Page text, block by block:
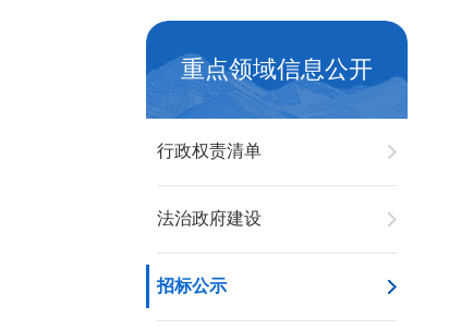
重点领域信息公开
行政权责清单
法治政府建设
招标公示